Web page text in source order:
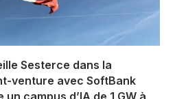
Sesterce dans la
venture avec SoftBank
campus d’IA de 1 GW à